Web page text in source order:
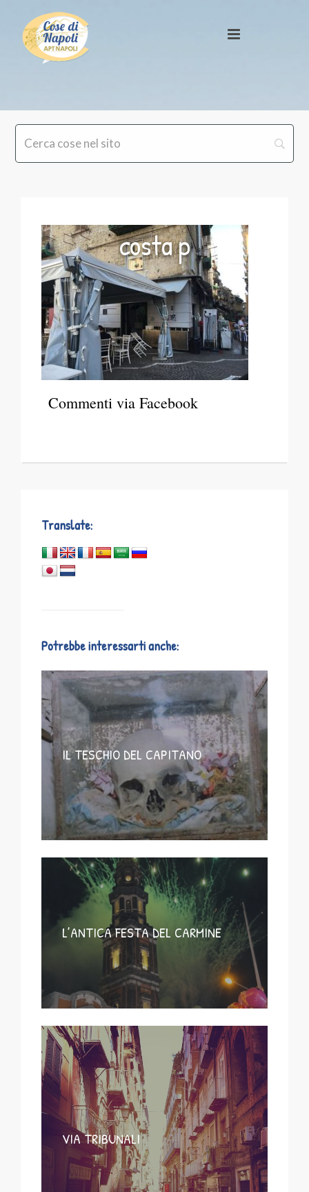
costa p
Commenti via Facebook
Translate:
Potrebbe interessarti anche:
IL TESCHIO DEL CAPITANO
L’ANTICA FESTA DEL CARMINE
VIA TRIBUNALI